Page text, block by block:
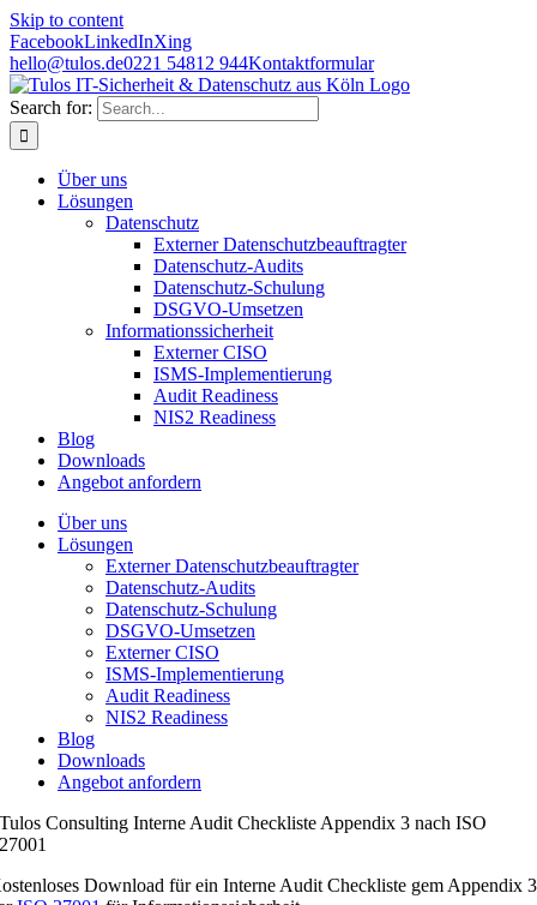
Skip to content
FacebookLinkedInXing
hello@tulos.de0221 54812 944Kontaktformular
Search for:
Über uns
Lösungen
Datenschutz
Externer Datenschutzbeauftragter
Datenschutz-Audits
Datenschutz-Schulung
DSGVO-Umsetzen
Informationssicherheit
Externer CISO
ISMS-Implementierung
Audit Readiness
NIS2 Readiness
Blog
Downloads
Angebot anfordern
Über uns
Lösungen
Externer Datenschutzbeauftragter
Datenschutz-Audits
Datenschutz-Schulung
DSGVO-Umsetzen
Externer CISO
ISMS-Implementierung
Audit Readiness
NIS2 Readiness
Blog
Downloads
Angebot anfordern
Tulos Consulting Interne Audit Checkliste Appendix 3 nach ISO
27001
Download für ein Interne Audit Checkliste gem Appendix 3